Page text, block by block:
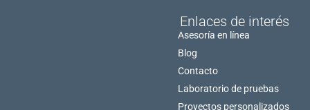
Enlaces de interés
Asesoría en línea
Blog
Contacto
Laboratorio de pruebas
Proyectos personalizados